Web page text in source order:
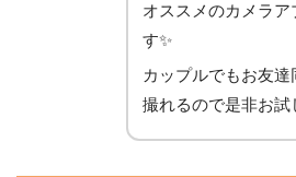
オススメのカメラア
す✨️
カップルでもお友
撮れるので是非お